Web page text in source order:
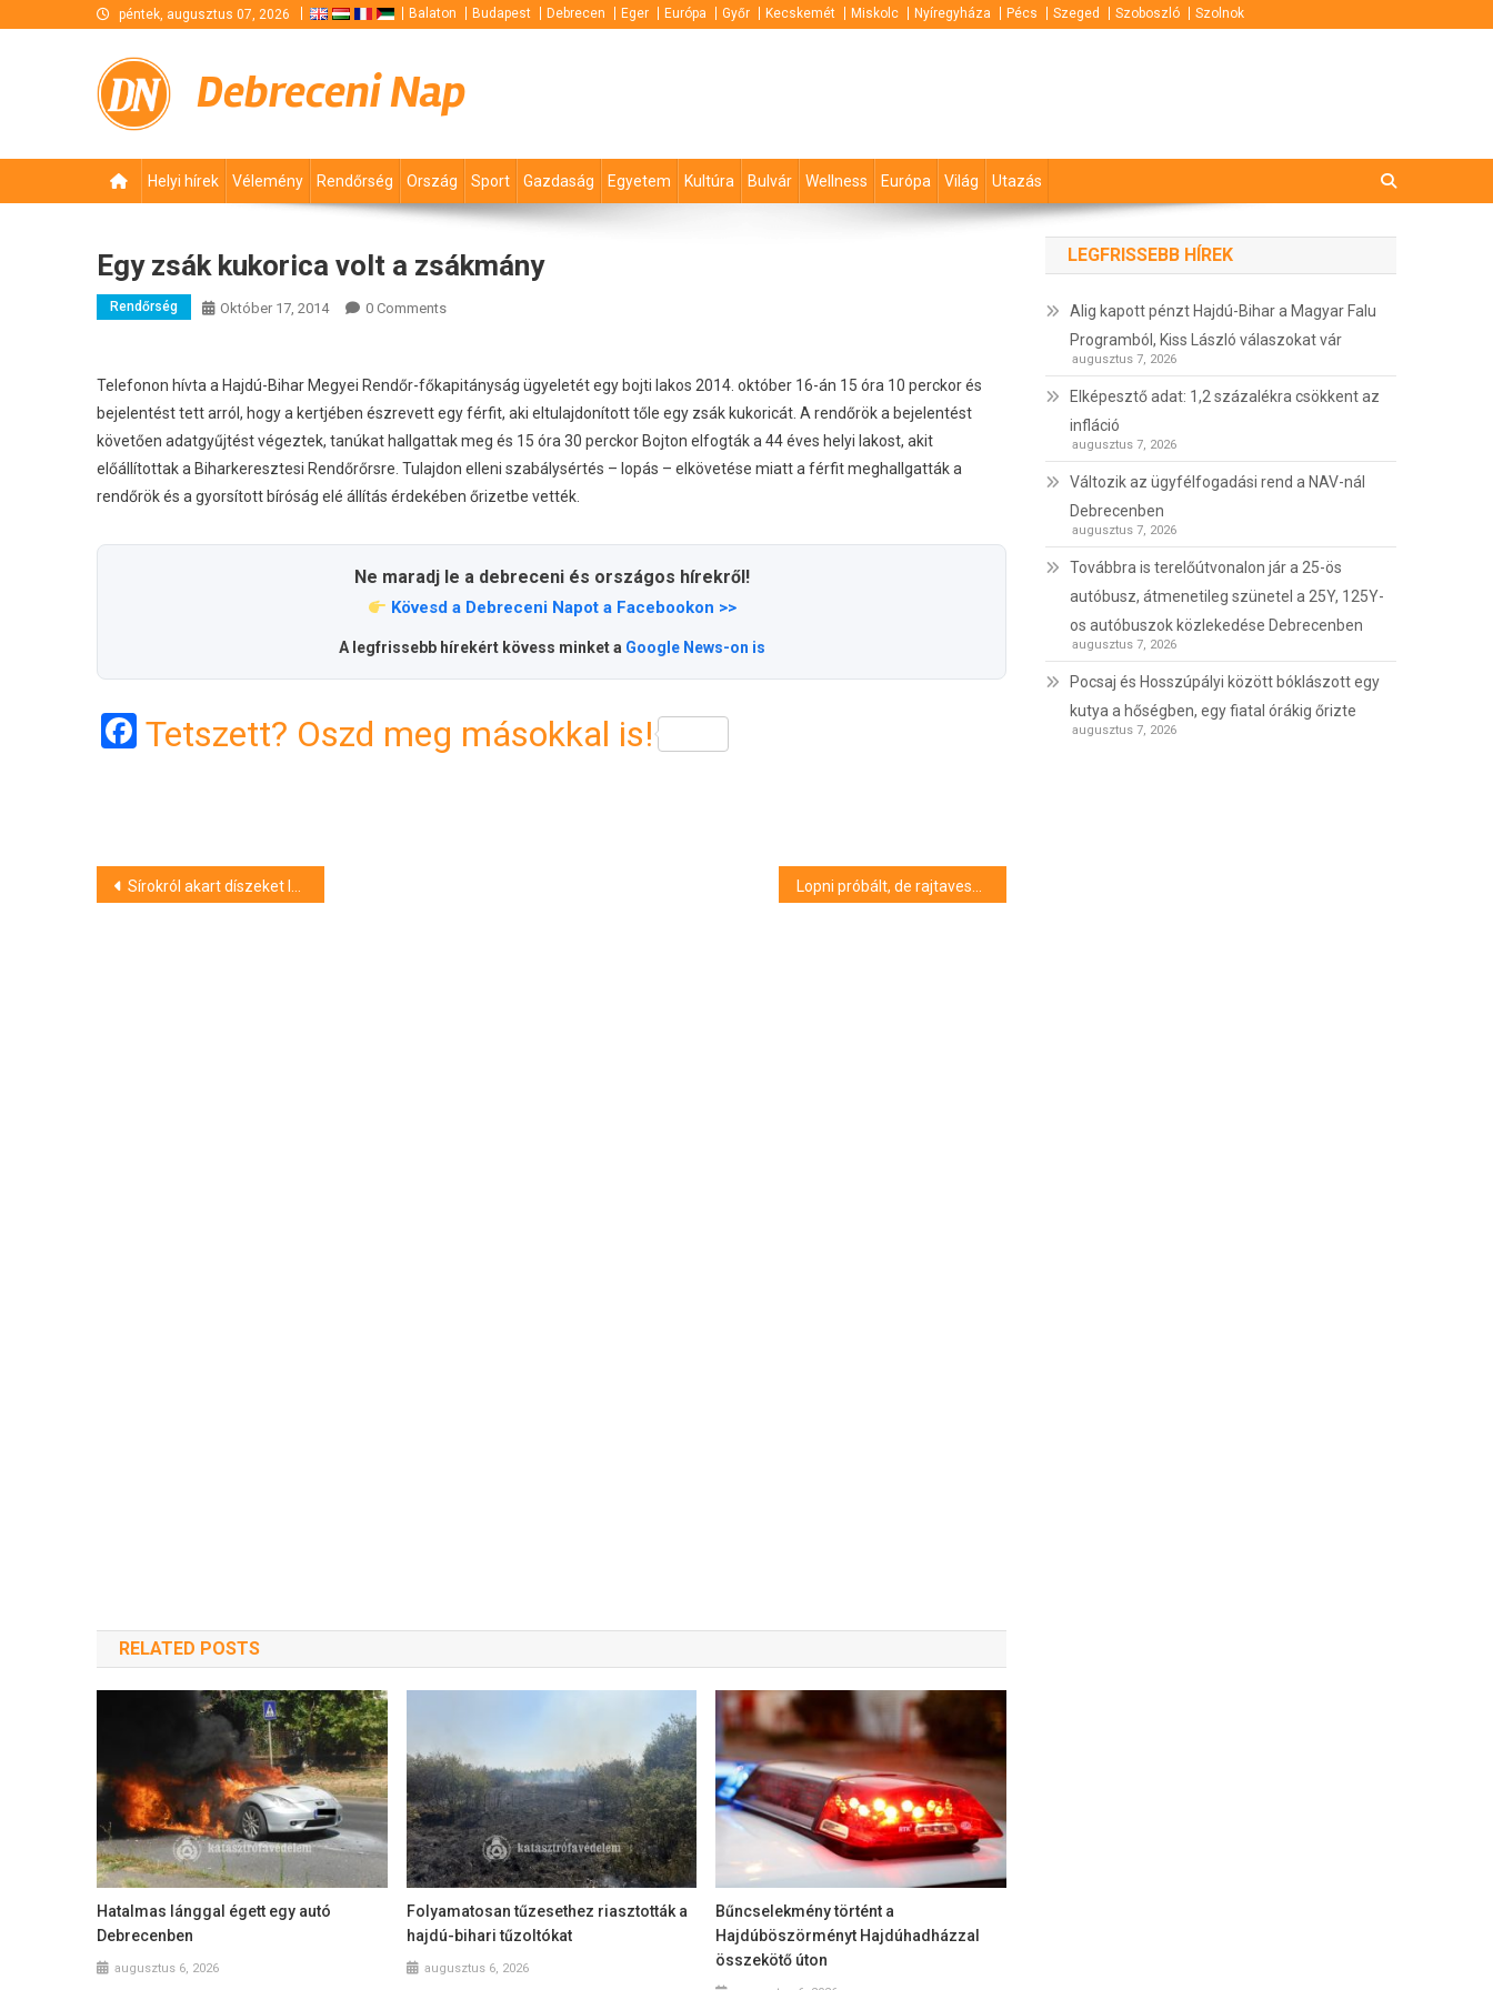
péntek, augusztus 07, 2026 Balaton Budapest Debrecen Eger Európa Győr Kecskemét Miskolc Nyíregyháza Pécs Szeged Szoboszló Szolnok
Debreceni Nap
Helyi hírek Vélemény Rendőrség Ország Sport Gazdaság Egyetem Kultúra Bulvár Wellness Európa Világ Utazás
Egy zsák kukorica volt a zsákmány
Rendőrség Október 17, 2014 0 Comments
Telefonon hívta a Hajdú-Bihar Megyei Rendőr-főkapitányság ügyeletét egy bojti lakos 2014. október 16-án 15 óra 10 perckor és
bejelentést tett arról, hogy a kertjében észrevett egy férfit, aki eltulajdonított tőle egy zsák kukoricát. A rendőrök a bejelentést
követően adatgyűjtést végeztek, tanúkat hallgattak meg és 15 óra 30 perckor Bojton elfogták a 44 éves helyi lakost, akit
előállítottak a Biharkeresztesi Rendőrőrsre. Tulajdon elleni szabálysértés – lopás – elkövetése miatt a férfit meghallgatták a
rendőrök és a gyorsított bíróság elé állítás érdekében őrizetbe vették.
Ne maradj le a debreceni és országos hírekről!
Kövesd a Debreceni Napot a Facebookon >>
A legfrissebb hírekért kövess minket a Google News-on is
Facebook
Tetszett? Oszd meg másokkal is!
Bejegyzés
Sírokról akart díszeket lopni a debreceni temetőben
RELATED POSTS
Hatalmas lánggal égett egy autó
Debrecenben
augusztus 6, 2026
Folyamatosan tűzesethez riasztották a
hajdú-bihari tűzoltókat
augusztus 6, 2026
Bűncselekmény történt a
Hajdúböszörményt Hajdúhadházzal
összekötő úton
LEGFRISSEBB HÍREK
Alig kapott pénzt Hajdú-Bihar a Magyar Falu
Programból, Kiss László válaszokat vár
augusztus 7, 2026
Elképesztő adat: 1,2 százalékra csökkent az
infláció
augusztus 7, 2026
Változik az ügyfélfogadási rend a NAV-nál
Debrecenben
augusztus 7, 2026
Továbbra is terelőútvonalon jár a 25-ös
autóbusz, átmenetileg szünetel a 25Y, 125Y-
os autóbuszok közlekedése Debrecenben
augusztus 7, 2026
Pocsaj és Hosszúpályi között bóklászott egy
kutya a hőségben, egy fiatal órákig őrizte
augusztus 7, 2026